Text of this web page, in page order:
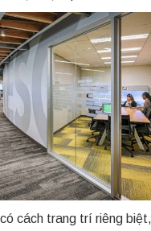
có cách trang trí riêng